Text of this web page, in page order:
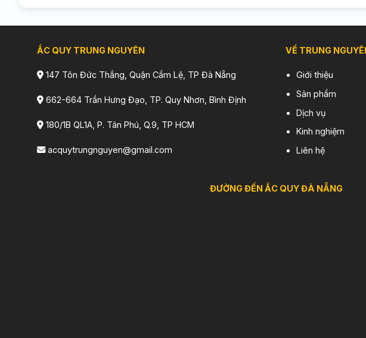
ẮC QUY TRUNG NGUYÊN
147 Tôn Đức Thắng, Quận Cẩm Lệ, TP Đà Nẵng
662-664 Trần Hưng Đạo, TP. Quy Nhơn, Bình Định
180/1B QL1A, P. Tân Phú, Q.9, TP HCM
acquytrungnguyen@gmail.com
VỀ TRUNG
Giới thiệu
Sản phẩm
Dịch vụ
Kinh nghiệm
Liên hệ
ĐƯỜNG ĐẾN ẮC QUY ĐÀ NẴNG